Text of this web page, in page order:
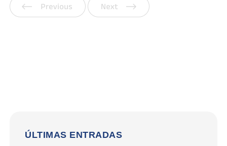
ÚLTIMAS ENTRADAS